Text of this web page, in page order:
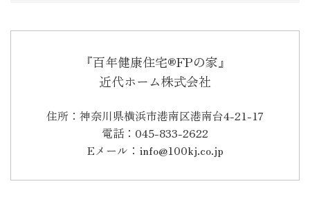
『百年健康住宅®FPの家』
近代ホーム株式会社
住所：神奈川県横浜市港南区港南台4-21-17
電話：045-833-2622
Eメール：info@100kj.co.jp